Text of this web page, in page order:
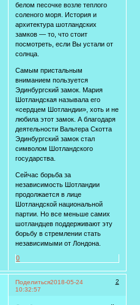
белом песочке возле теплого
соленого моря. История и
архитектура шотландских
замков — то, что стоит
посмотреть, если Вы устали от
солнца.
Самым пристальным
вниманием пользуется
Эдинбургский замок. Мария
Шотландская называла его
«сердцем Шотландии», хоть и не
любила этот замок. А благодаря
деятельности Вальтера Скотта
Эдинбургский замок стал
символом Шотландского
государства.
Сейчас борьба за
независимость Шотландии
продолжается в лице
Шотландской национальной
партии. Но все меньше самих
шотландцев поддерживают эту
борьбу в стремлении стать
независимыми от Лондона.
0
Поделиться 2
2018-05-24
10:32:57